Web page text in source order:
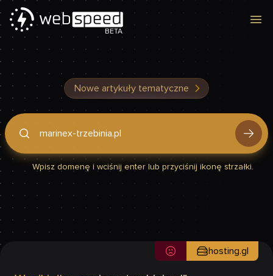
BETA
Nowe artykuły tematyczne
Podaj domenę, by sprawdzić, czy Twoja strona jest szybka
Wpisz domenę i wciśnij enter lub przyciśnij ikonę strzałki.
hosting.gl